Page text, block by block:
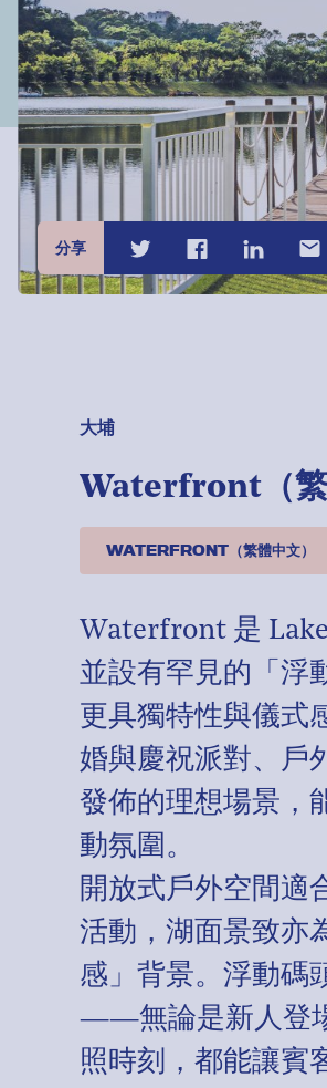
分享
大埔
Waterfront（繁
WATERFRONT（繁體中文）
Waterfront 是
並設有罕見的「浮
更具獨特性與儀式
婚與慶祝派對、戶
發佈的理想場景，
動氛圍。
開放式戶外空間適
活動，湖面景致亦
感」背景。浮動碼
——無論是新人登
照時刻，都能讓賓